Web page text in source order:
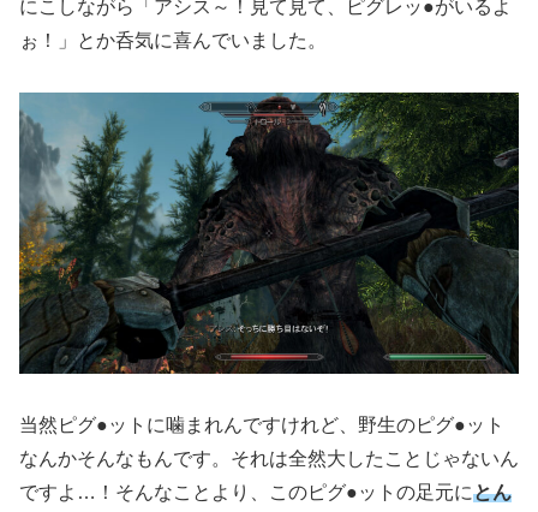
にこしながら「アシス～！見て見て、ピグレッ●がいるよ
ぉ！」とか呑気に喜んでいました。
当然ピグ●ットに噛まれんですけれど、野生のピグ●ット
なんかそんなもんです。それは全然大したことじゃないん
ですよ…！そんなことより、このピグ●ットの足元にとん